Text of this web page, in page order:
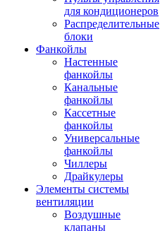
для кондиционеров
Распределительные
блоки
Фанкойлы
Настенные
фанкойлы
Канальные
фанкойлы
Кассетные
фанкойлы
Универсальные
фанкойлы
Чиллеры
Драйкулеры
Элементы системы
вентиляции
Воздушные
клапаны